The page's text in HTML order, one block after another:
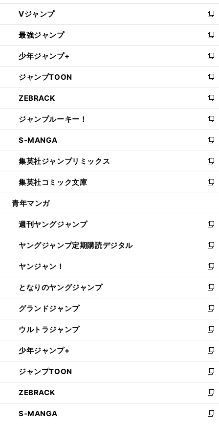
ウ
ィ
ン
ド
ウ
で
開
く
し
い
ウ
ィ
ン
ド
ウ
で
開
く
Vジャンプ
新
し
い
ウ
ィ
ン
ド
ウ
で
開
く
最強ジャンプ
新
し
い
ウ
ィ
ン
ド
ウ
で
開
く
少年ジャンプ+
新
し
い
ウ
ィ
ン
ド
ウ
で
開
く
ジャンプTOON
新
し
い
ウ
ィ
ン
ド
ウ
で
開
く
ZEBRACK
新
し
い
ウ
ィ
ン
ド
ウ
で
開
ジャンプルーキー！
新
し
い
ウ
ィ
ン
ド
ウ
開
く
S-MANGA
新
し
い
ウ
ィ
ン
ウ
で
開
く
集英社ジャンプリミックス
新
し
い
ウ
ン
ド
ウ
で
開
く
集英社コミック文庫
新
し
ウ
ィ
ン
ド
ウ
で
開
く
青年マンガ
週刊ヤングジャンプ
新
し
い
ウ
ィ
ン
ド
ウ
で
開
く
ヤングジャンプ定期購読デジタル
新
し
い
ウ
ィ
ン
ド
ウ
で
開
く
ヤンジャン！
新
し
い
ウ
ィ
ン
ド
ウ
で
開
く
となりのヤングジャンプ
新
し
い
ウ
ィ
ン
ド
ウ
で
開
く
グランドジャンプ
新
し
い
ウ
ィ
ン
ド
ウ
で
開
く
ウルトラジャンプ
新
し
い
ウ
ィ
ン
ド
ウ
で
少年ジャンプ+
新
し
い
ウ
ィ
ン
ド
ジャンプTOON
新
し
い
ウ
ィ
ZEBRACK
新
し
い
S-MANGA
新